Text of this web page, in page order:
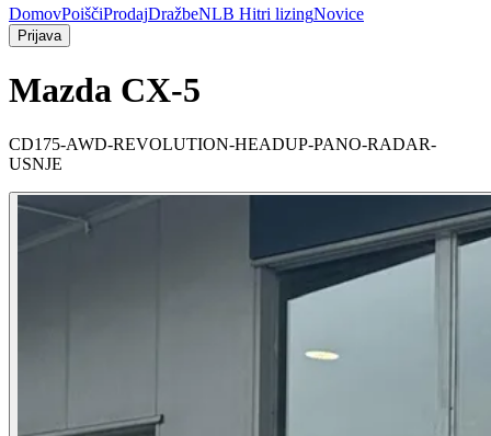
DomovPoiščiProdajDražbeNLB Hitri lizingNovice
Prijava
Mazda CX-5
CD175-AWD-REVOLUTION-HEADUP-PANO-RADAR-
USNJE